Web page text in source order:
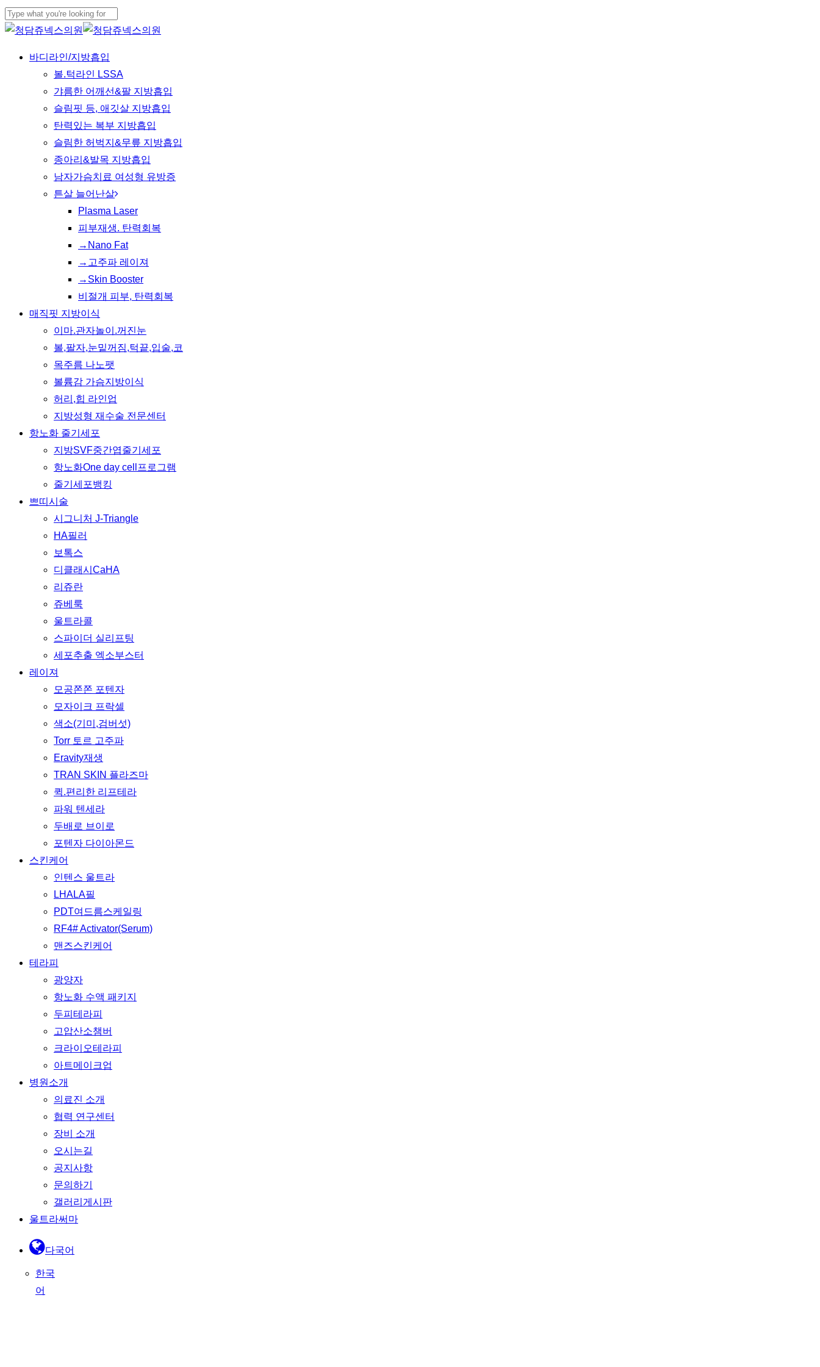
Skip
to
content
Close
Menu
바디라인/지방흡입
볼.턱라인 LSSA
갸름한 어깨선&팔 지방흡입
슬림핏 등, 애깃살 지방흡입
탄력있는 복부 지방흡입
슬림한 허벅지&무릎 지방흡입
종아리&발목 지방흡입
남자가슴치료 여성형 유방증
튼살 늘어난살
Plasma Laser
피부재생. 탄력회복
→Nano Fat
→고주파 레이져
→Skin Booster
비절개 피부, 탄력회복
매직핏 지방이식
이마.관자놀이.꺼진눈
볼,팔자,눈밑꺼짐,턱끝,입술,코
목주름 나노팻
볼륨감 가슴지방이식
허리,힙 라인업
지방성형 재수술 전문센터
항노화 줄기세포
지방SVF중간엽줄기세포
항노화One day cell프로그램
줄기세포뱅킹
쁘띠시술
시그니처 J-Triangle
HA필러
보톡스
디클래시CaHA
리쥬란
쥬베룩
울트라콜
스파이더 실리프팅
세포추출 엑소부스터
레이져
모공쫀쫀 포텐자
모자이크 프락셀
색소(기미,검버섯)
Torr 토르 고주파
Eravity재생
TRAN SKIN 플라즈마
퀵.편리한 리프테라
파워 텐세라
두배로 브이로
포텐자 다이아몬드
스킨케어
인텐스 울트라
LHALA필
PDT여드름스케일링
RF4# Activator(Serum)
맨즈스킨케어
테라피
광양자
항노화 수액 패키지
두피테라피
고압산소챔버
크라이오테라피
아트메이크업
병원소개
의료진 소개
협력 연구센터
장비 소개
오시는길
공지사항
문의하기
갤러리게시판
울트라써마
다국어
한국
어